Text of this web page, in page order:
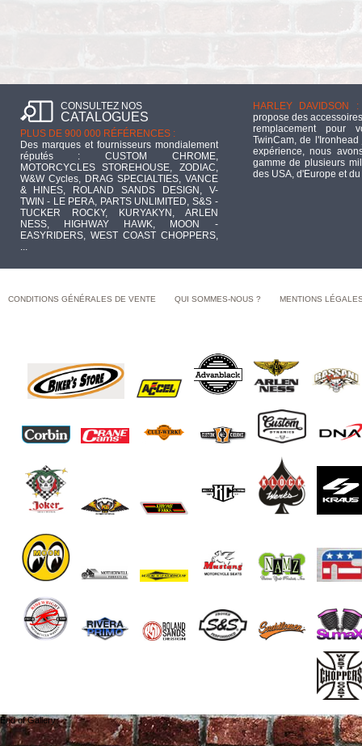
CONSULTEZ NOS
CATALOGUES
PLUS DE 900 000 RÉFÉRENCES :
Des marques et fournisseurs mondialement
réputés : CUSTOM CHROME,
MOTORCYCLES STOREHOUSE, ZODIAC,
W&W Cycles, DRAG SPECIALTIES, VANCE
& HINES, ROLAND SANDS DESIGN, V-
TWIN - LE PERA, PARTS UNLIMITED, S&S -
TUCKER ROCKY, KURYAKYN, ARLEN
NESS, HIGHWAY HAWK, MOON -
EASYRIDERS, WEST COAST CHOPPERS,
HARLEY DAVIDSON :
propose des
remplacement pour
TwinCam, de
expérience, nous
gamme de plusieurs
des USA, d'Europe et
CONDITIONS GÉNÉRALES DE VENTE QUI SOMMES-NOUS ? MENTIONS
End of Gallery